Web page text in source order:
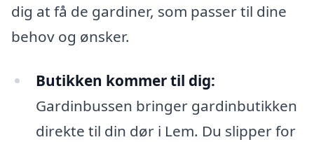
dig at få de gardiner, som passer til dine
behov og ønsker.
Butikken kommer til dig:
Gardinbussen bringer gardinbutikken
direkte til din dør i Lem. Du slipper for